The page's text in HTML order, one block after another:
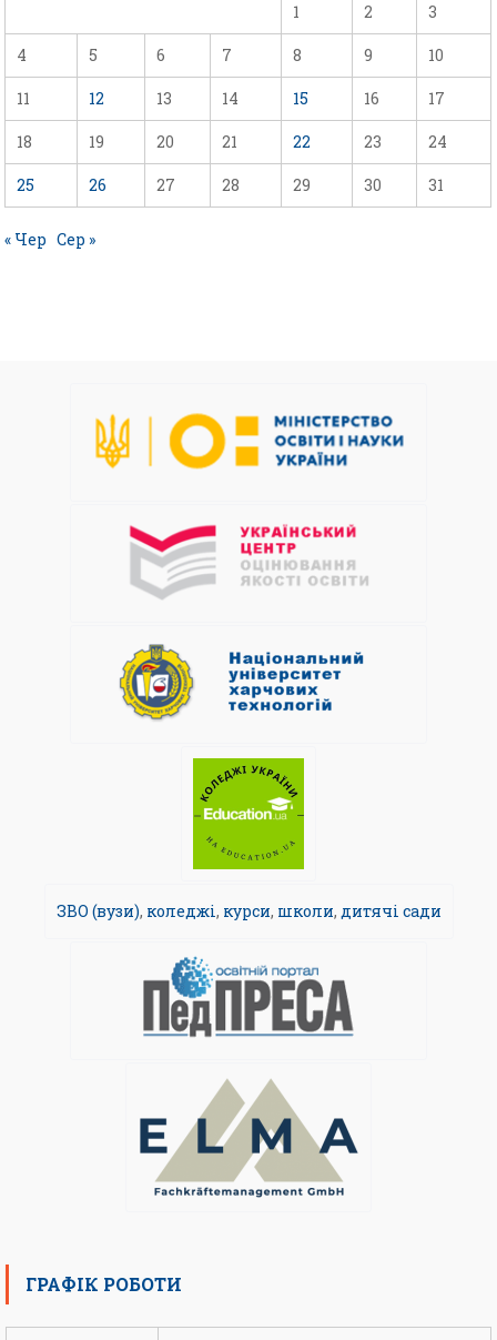
1 2 3
4 5 6 7 8 9 10
11 12 13 14 15 16 17
18 19 20 21 22 23 24
25 26 27 28 29 30 31
« Чер Сер »
ЗВО (вузи), коледжі, курси, школи, дитячі сади
ГРАФІК РОБОТИ